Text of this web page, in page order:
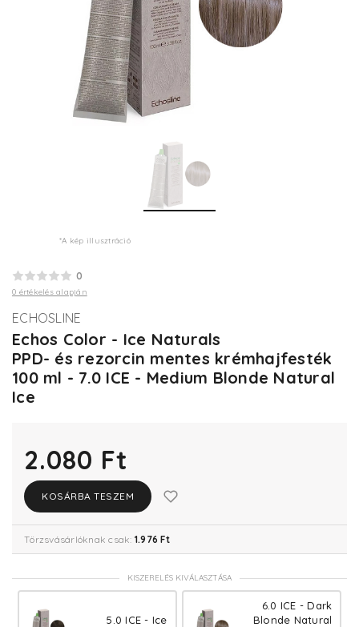
*A kép illusztráció
0
0 értékelés alapján
ECHOSLINE
Echos Color - Ice Naturals
PPD- és rezorcin mentes krémhajfesték
100 ml - 7.0 ICE - Medium Blonde Natural
Ice
2.080 Ft
KOSÁRBA TESZEM
Törzsvásárlóknak csak: 1.976 Ft
KISZERELÉS KIVÁLASZTÁSA
5.0 ICE - Ice
6.0 ICE - Dark
Blonde Natural